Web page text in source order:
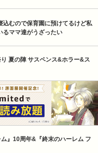
込むので保育園に預けてるけど私
るママ達がうざったい
夏の陣 サスペンス&ホラー&ス
』10周年&『終末のハーレム フ